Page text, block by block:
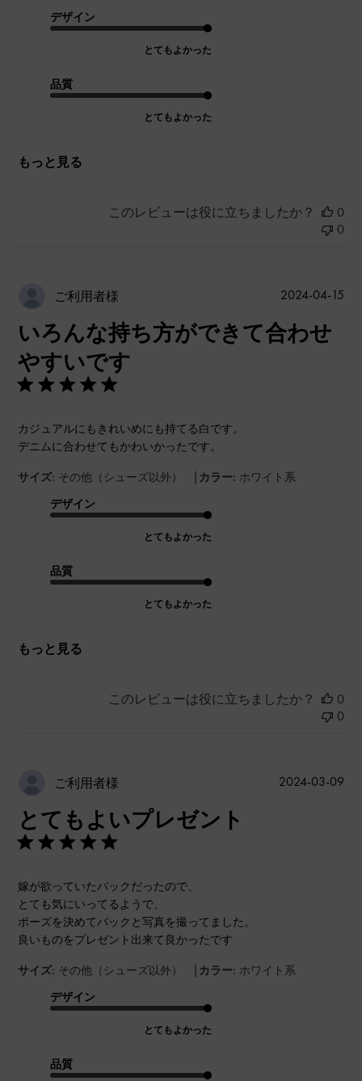
デザイン
とてもよかった
品質
とてもよかった
もっと見る
このレビューは役に立ちましたか？
0
0
ご利用者様
いろんな持ち方ができて合わせ
やすいです
カジュアルにもきれいめにも持てる白です。
デニムに合わせてもかわいかったです。
サイズ: その他（シューズ以外） | カラー: ホワイト系
デザイン
とてもよかった
品質
とてもよかった
もっと見る
公
2024-04-15
このレビューは役に立ちましたか？
0
0
ご利用者様
とてもよいプレゼント
嫁が欲っていたバックだったので、
とても気にいってるようで、
ポーズを決めてバックと写真を撮ってました。
良いものをプレゼント出来て良かったです
サイズ: その他（シューズ以外） | カラー: ホワイト系
デザイン
とてもよかった
品質
公
2024-03-09